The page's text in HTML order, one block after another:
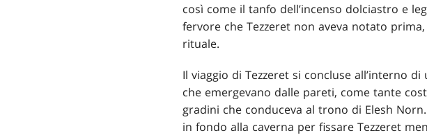
così come il tanfo dell’incenso dolciastro e
fervore che Tezzeret non aveva notato
rituale.
Il viaggio di Tezzeret si concluse all’interno
che emergevano dalle pareti, come tante
gradini che conduceva al trono di Elesh
in fondo alla caverna per fissare Tezzeret